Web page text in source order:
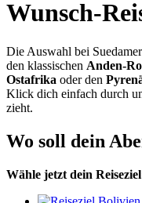
Wunsch-
Die Auswahl bei
den klassischen Anden-
Ostafrika oder den
Klick dich einfach durch
zieht.
Wo soll dein
Wähle jetzt dein